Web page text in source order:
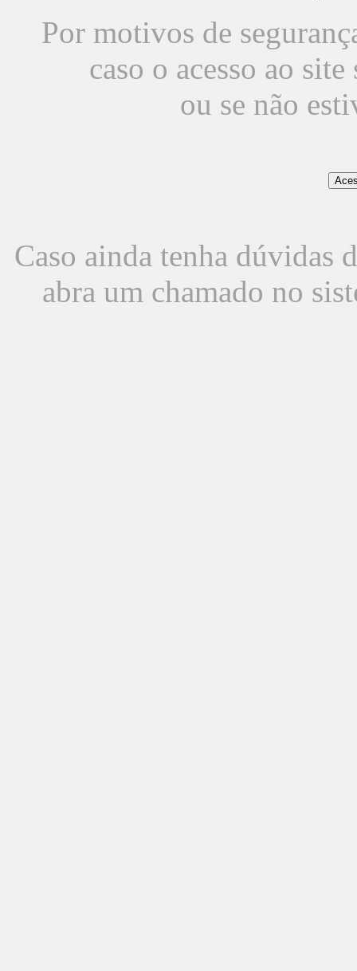
Por motivos de
caso o acesso ao
ou se não
Caso ainda tenha dúvidas
abra um chamado no